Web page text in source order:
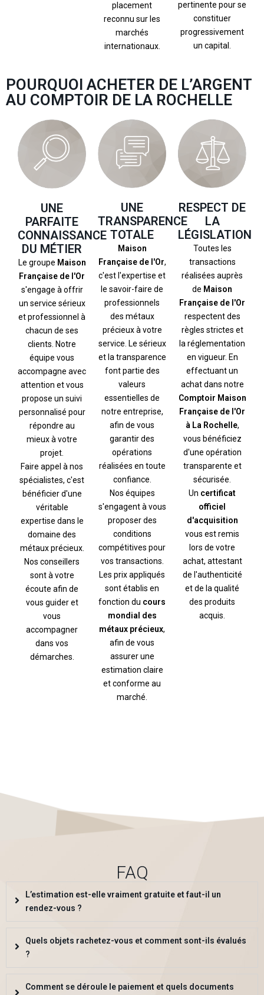
placement
reconnu sur les
marchés
internationaux.
pertinente pour se
constituer
progressivement
un capital.
POURQUOI ACHETER DE L’ARGENT
AU COMPTOIR DE LA ROCHELLE
UNE
PARFAITE
CONNAISSANCE
DU MÉTIER
Le groupe Maison
Française de l'Or
s'engage à offrir
un service sérieux
et professionnel à
chacun de ses
clients. Notre
équipe vous
accompagne avec
attention et vous
propose un suivi
personnalisé pour
répondre au
mieux à votre
projet.
Faire appel à nos
spécialistes, c'est
bénéficier d'une
véritable
expertise dans le
domaine des
métaux précieux.
Nos conseillers
sont à votre
écoute afin de
vous guider et
vous
accompagner
dans vos
démarches.
UNE
TRANSPARENCE
TOTALE
Maison
Française de l'Or,
c'est l'expertise et
le savoir-faire de
professionnels
des métaux
précieux à votre
service. Le sérieux
et la transparence
font partie des
valeurs
essentielles de
notre entreprise,
afin de vous
garantir des
opérations
réalisées en toute
confiance.
Nos équipes
s'engagent à vous
proposer des
conditions
compétitives pour
vos transactions.
Les prix appliqués
sont établis en
fonction du cours
mondial des
métaux précieux,
afin de vous
assurer une
estimation claire
et conforme au
marché.
RESPECT DE
LA
LÉGISLATION
Toutes les
transactions
réalisées auprès
de Maison
Française de l'Or
respectent des
règles strictes et
la réglementation
en vigueur. En
effectuant un
achat dans notre
Comptoir Maison
Française de l'Or
à La Rochelle,
vous bénéficiez
d'une opération
transparente et
sécurisée.
Un certificat
officiel
d'acquisition
vous est remis
lors de votre
achat, attestant
de l'authenticité
et de la qualité
des produits
acquis.
FAQ
L’estimation est-elle vraiment gratuite et faut-il un
rendez-vous ?
Quels objets rachetez-vous et comment sont-ils évalués
?
Comment se déroule le paiement et quels documents